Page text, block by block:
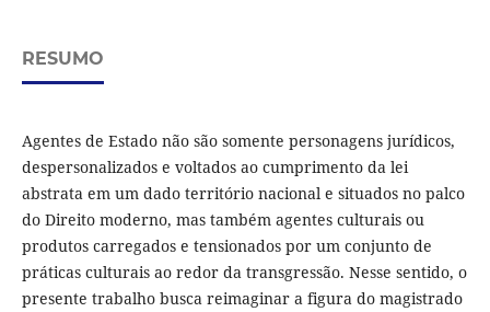
RESUMO
Agentes de Estado não são somente personagens jurídicos,
despersonalizados e voltados ao cumprimento da lei
abstrata em um dado território nacional e situados no palco
do Direito moderno, mas também agentes culturais ou
produtos carregados e tensionados por um conjunto de
práticas culturais ao redor da transgressão. Nesse sentido, o
presente trabalho busca reimaginar a figura do magistrado